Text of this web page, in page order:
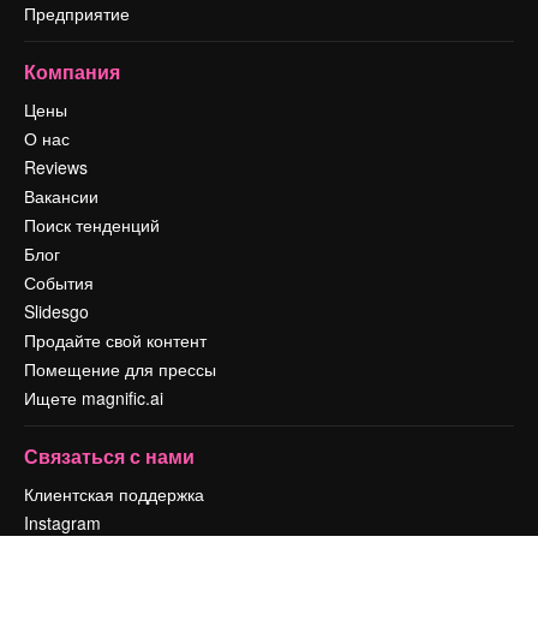
Предприятие
Компания
Цены
О нас
Reviews
Вакансии
Поиск тенденций
Блог
События
Slidesgo
Продайте свой контент
Помещение для прессы
Ищете magnific.ai
Связаться с нами
Клиентская поддержка
Instagram